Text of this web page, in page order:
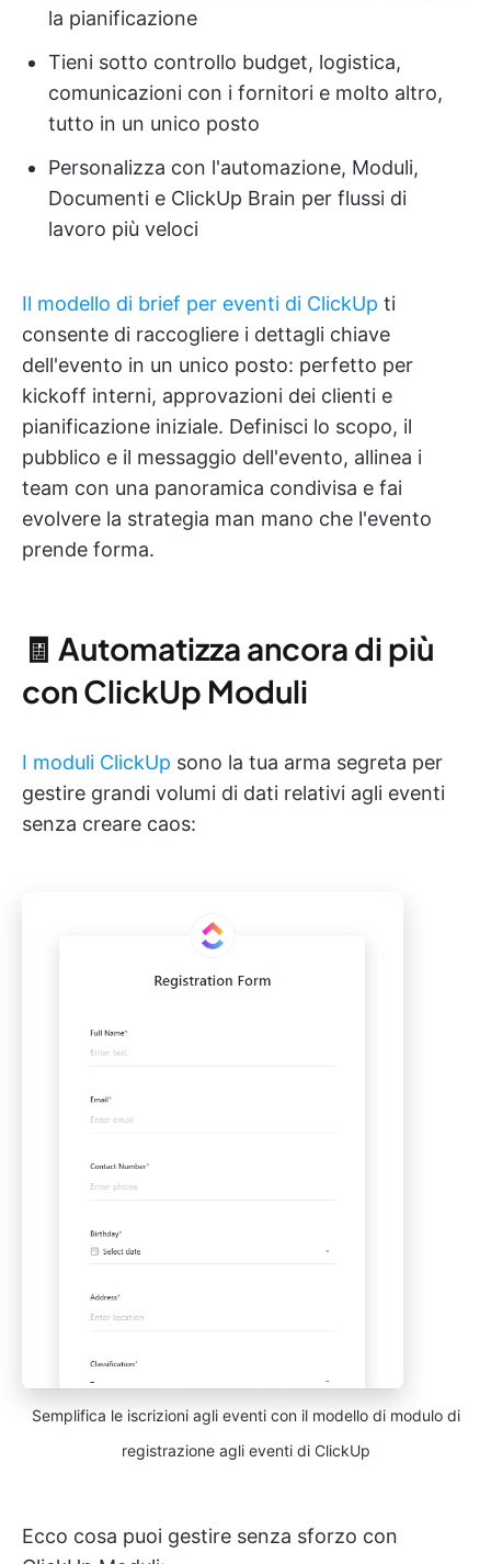
la pianificazione
Tieni sotto controllo budget, logistica,
comunicazioni con i fornitori e molto altro,
tutto in un unico posto
Personalizza con l'automazione, Moduli,
Documenti e ClickUp Brain per flussi di
lavoro più veloci
Il modello di brief per eventi di ClickUp ti
consente di raccogliere i dettagli chiave
dell'evento in un unico posto: perfetto per
kickoff interni, approvazioni dei clienti e
pianificazione iniziale. Definisci lo scopo, il
pubblico e il messaggio dell'evento, allinea i
team con una panoramica condivisa e fai
evolvere la strategia man mano che l'evento
prende forma.
🧾 Automatizza ancora di più
con ClickUp Moduli
I moduli ClickUp sono la tua arma segreta per
gestire grandi volumi di dati relativi agli eventi
senza creare caos:
Semplifica le iscrizioni agli eventi con il modello di modulo di
registrazione agli eventi di ClickUp
Ecco cosa puoi gestire senza sforzo con